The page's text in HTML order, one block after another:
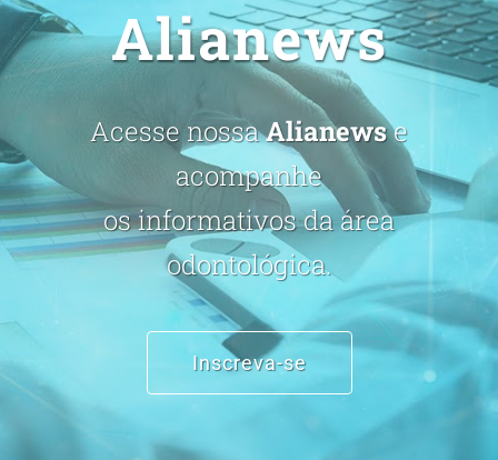
Alianews
Acesse nossaAlianewse
acompanhe
os informativos da área
odontológica.
Inscreva-se